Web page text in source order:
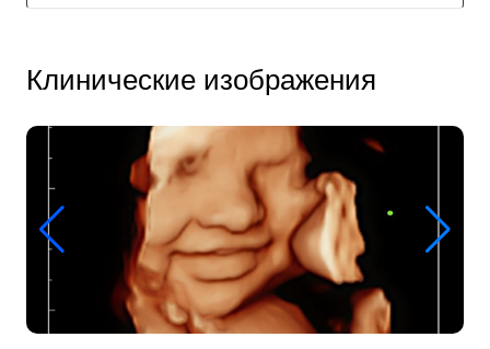
Клинические изображения